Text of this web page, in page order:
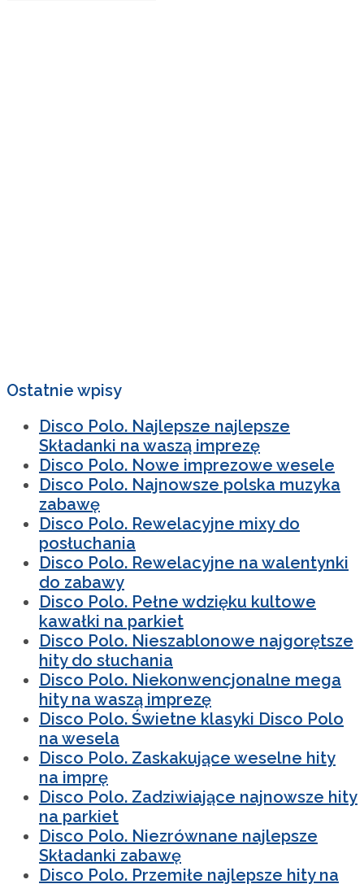
Ostatnie wpisy
Disco Polo. Najlepsze najlepsze
Składanki na waszą imprezę
Disco Polo. Nowe imprezowe wesele
Disco Polo. Najnowsze polska muzyka
zabawę
Disco Polo. Rewelacyjne mixy do
posłuchania
Disco Polo. Rewelacyjne na walentynki
do zabawy
Disco Polo. Pełne wdzięku kultowe
kawałki na parkiet
Disco Polo. Nieszablonowe najgorętsze
hity do słuchania
Disco Polo. Niekonwencjonalne mega
hity na waszą imprezę
Disco Polo. Świetne klasyki Disco Polo
na wesela
Disco Polo. Zaskakujące weselne hity
na imprę
Disco Polo. Zadziwiające najnowsze hity
na parkiet
Disco Polo. Niezrównane najlepsze
Składanki zabawę
Disco Polo. Przemiłe najlepsze hity na